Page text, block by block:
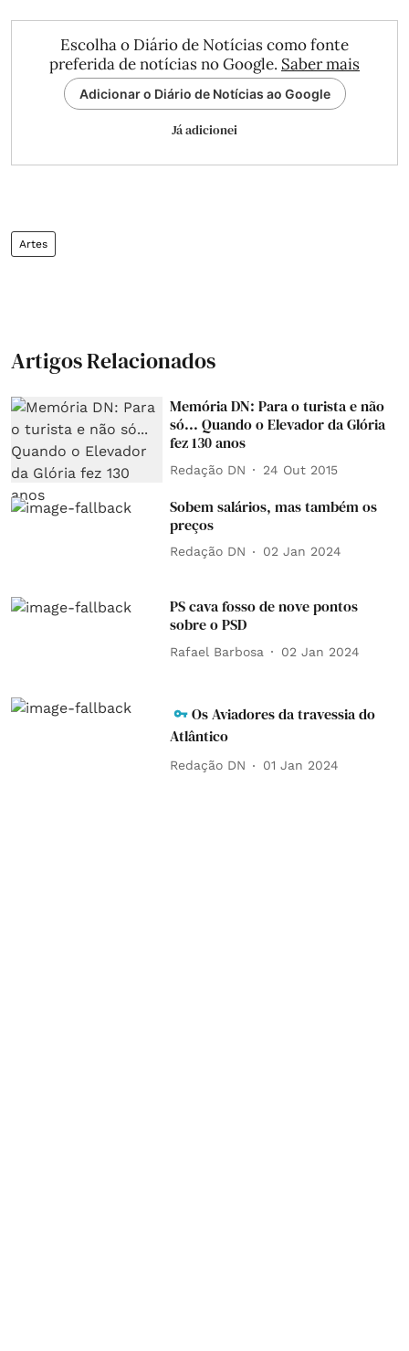
Escolha o Diário de Notícias como fonte
preferida de notícias no Google. Saber mais
Adicionar o Diário de Notícias ao Google
Já adicionei
Artes
Artigos Relacionados
Memória DN: Para o turista e não
só... Quando o Elevador da Glória
fez 130 anos
Redação DN 24 Out 2015
Sobem salários, mas também os
preços
Redação DN 02 Jan 2024
PS cava fosso de nove pontos
sobre o PSD
Rafael Barbosa 02 Jan 2024
Os Aviadores da travessia do
Atlântico
Redação DN 01 Jan 2024